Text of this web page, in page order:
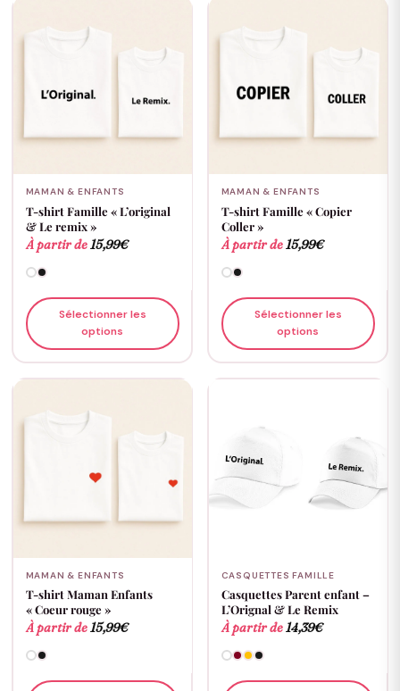
MAMAN & ENFANTS
T-shirt Famille « L’original
& Le remix »
À partir de15,99€
Sélectionner les
options
MAMAN & ENFANTS
T-shirt Famille « Copier
Coller »
À partir de15,99€
Sélectionner les
options
MAMAN & ENFANTS
T-shirt Maman Enfants
« Coeur rouge »
À partir de15,99€
CASQUETTES FAMILLE
Casquettes Parent enfant –
L’Orignal & Le Remix
À partir de14,39€